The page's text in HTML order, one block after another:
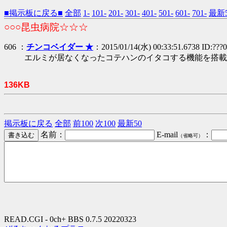
■掲示板に戻る■ 全部 1- 101- 201- 301- 401- 501- 601- 701- 最新
○○○昆虫病院☆☆☆
606 ： チンコベイダー ★ ：2015/01/14(水) 00:33:51.6738 ID:???0
エルミが居なくなったコテハンのイタコする機能を搭
136KB
掲示板に戻る 全部 前100 次100 最新50
名前：
E-mail （省略可） ：
READ.CGI - 0ch+ BBS 0.7.5 20220323